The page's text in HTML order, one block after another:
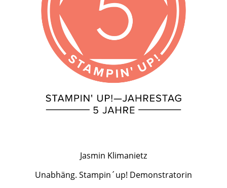
Jasmin Klimanietz
Unabhäng. Stampin´up! Demonstratorin